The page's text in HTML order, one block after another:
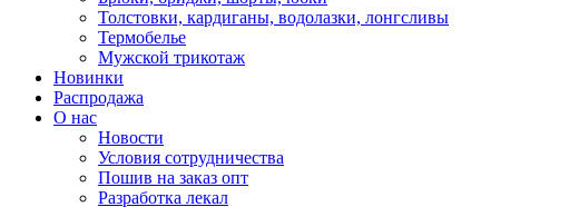
Толстовки, кардиганы, водолазки, лонгсливы
Термобелье
Мужской трикотаж
Новинки
Распродажа
О нас
Новости
Условия сотрудничества
Пошив на заказ опт
Разработка лекал